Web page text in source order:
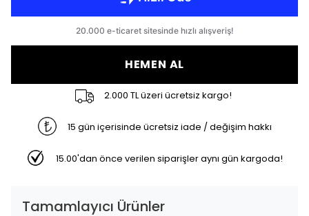
HEMEN AL
2.000 TL üzeri ücretsiz kargo!
15 gün içerisinde ücretsiz iade / değişim hakkı
15.00'dan önce verilen siparişler aynı gün kargoda!
Tamamlayıcı Ürünler